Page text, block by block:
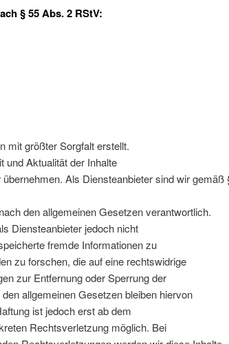
§ 55 Abs. 2 RStV:
mit größter Sorgfalt erstellt.
und Aktualität der Inhalte
Als Diensteanbieter sind wir gemäß
den allgemeinen Gesetzen verantwortlich.
Diensteanbieter jedoch nicht
fremde Informationen zu
zu forschen, die auf eine rechtswidrige
zur Entfernung oder Sperrung der
allgemeinen Gesetzen bleiben hiervon
ist jedoch erst ab dem
Rechtsverletzung möglich. Bei